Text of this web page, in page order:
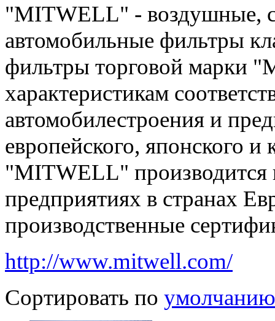
"MITWELL" - воздушные,
автомобильные фильтры
фильтры торговой марки
характеристикам
автомобилестроения и
европейского, японского и
"MITWELL" производится
предприятиях в странах
производственные
http://www.mitwell.com/
Сортировать по умолчанию